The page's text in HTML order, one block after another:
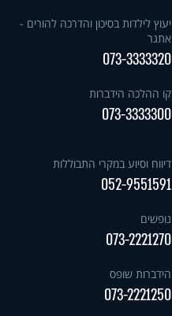
יעוץ לילדות בסיכון והדרכה להורים -
אתגר
073-3333320
קו ההלכה הידברות
073-3333300
דיווח וסיוע במקרי התבוללות
052-9551591
נופשים
073-2221270
הידברות שופס
073-2221250